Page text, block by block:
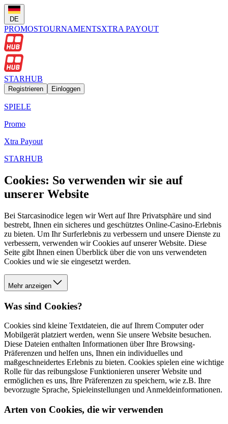
DE
PROMOSTOURNAMENTSXTRA PAYOUT
STARHUB
Registrieren Einloggen
SPIELE
Promo
Xtra Payout
STARHUB
Cookies: So verwenden wir sie auf
unserer Website
Bei Starcasinodice legen wir Wert auf Ihre Privatsphäre und sind
bestrebt, Ihnen ein sicheres und geschütztes Online-Casino-Erlebnis
zu bieten. Um Ihr Surferlebnis zu verbessern und unsere Dienste zu
verbessern, verwenden wir Cookies auf unserer Website. Diese
Seite gibt Ihnen einen Überblick über die von uns verwendeten
Cookies und wie sie eingesetzt werden.
Mehr anzeigen
Was sind Cookies?
Cookies sind kleine Textdateien, die auf Ihrem Computer oder
Mobilgerät platziert werden, wenn Sie unsere Website besuchen.
Diese Dateien enthalten Informationen über Ihre Browsing-
Präferenzen und helfen uns, Ihnen ein individuelles und
maßgeschneidertes Erlebnis zu bieten. Cookies spielen eine wichtige
Rolle für das reibungslose Funktionieren unserer Website und
ermöglichen es uns, Ihre Präferenzen zu speichern, wie z.B. Ihre
bevorzugte Sprache, Spieleinstellungen und Anmeldeinformationen.
Arten von Cookies, die wir verwenden